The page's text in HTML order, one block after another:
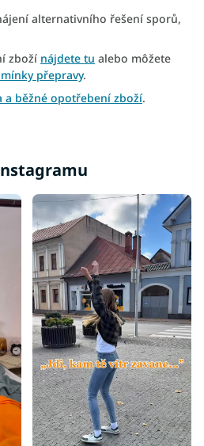
alternativního řešení sporů,
zboží nájdete tu alebo môžete
přepravy.
a běžné opotřebení zboží.